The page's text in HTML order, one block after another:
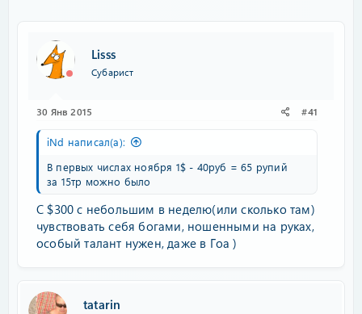
е
Lisss
Субарист
30 Янв 2015 #41
iNd написал(а):
В первых числах ноября 1$ - 40руб = 65 рупий
за 15тр можно было
С $300 с небольшим в неделю(или сколько там)
чувствовать себя богами, ношенными на руках,
особый талант нужен, даже в Гоа )
tatarin